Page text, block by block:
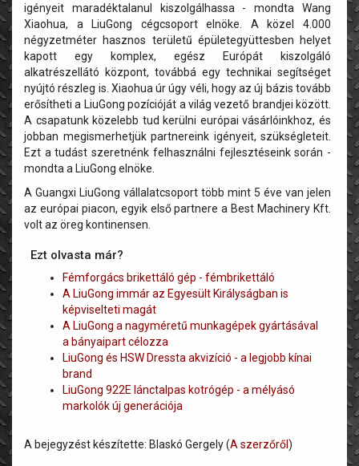
igényeit maradéktalanul kiszolgálhassa - mondta Wang
Xiaohua, a LiuGong cégcsoport elnöke. A közel 4.000
négyzetméter hasznos területű épületegyüttesben helyet
kapott egy komplex, egész Európát kiszolgáló
alkatrészellátó központ, továbbá egy technikai segítséget
nyújtó részleg is. Xiaohua úr úgy véli, hogy az új bázis tovább
erősítheti a LiuGong pozícióját a világ vezető brandjei között.
A csapatunk közelebb tud kerülni európai vásárlóinkhoz, és
jobban megismerhetjük partnereink igényeit, szükségleteit.
Ezt a tudást szeretnénk felhasználni fejlesztéseink során -
mondta a LiuGong elnöke.
A Guangxi LiuGong vállalatcsoport több mint 5 éve van jelen
az európai piacon, egyik első partnere a Best Machinery Kft.
volt az öreg kontinensen.
Ezt olvasta már?
Fémforgács brikettáló gép - fémbrikettáló
A LiuGong immár az Egyesült Királyságban is
képviselteti magát
A LiuGong a nagyméretű munkagépek gyártásával
a bányaipart célozza
LiuGong és HSW Dressta akvizíció - a legjobb kínai
brand
LiuGong 922E lánctalpas kotrógép - a mélyásó
markolók új generációja
A bejegyzést készítette: Blaskó Gergely (A szerzőről)